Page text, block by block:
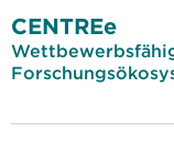
CENTREe